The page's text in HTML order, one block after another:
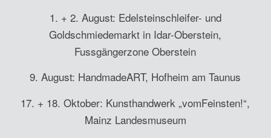
1. + 2. August: Edelsteinschleifer- und
Goldschmiedemarkt in Idar-Oberstein,
Fussgängerzone Oberstein
9. August: HandmadeART, Hofheim am Taunus
17. + 18. Oktober: Kunsthandwerk „vomFeinsten!“,
Mainz Landesmuseum